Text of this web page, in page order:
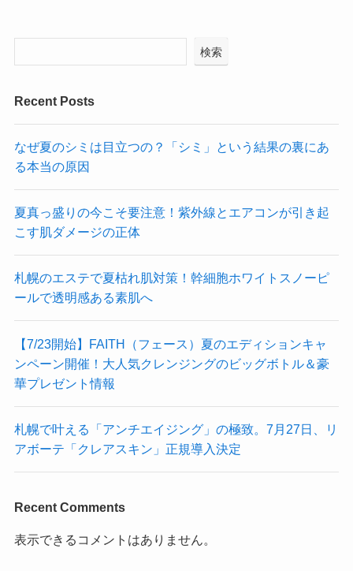
検索
Recent Posts
なぜ夏のシミは目立つの？「シミ」という結果の裏にあ
る本当の原因
夏真っ盛りの今こそ要注意！紫外線とエアコンが引き起
こす肌ダメージの正体
札幌のエステで夏枯れ肌対策！幹細胞ホワイトスノーピ
ールで透明感ある素肌へ
【7/23開始】FAITH（フェース）夏のエディションキャ
ンペーン開催！大人気クレンジングのビッグボトル＆豪
華プレゼント情報
札幌で叶える「アンチエイジング」の極致。7月27日、リ
アボーテ「クレアスキン」正規導入決定
Recent Comments
表示できるコメントはありません。